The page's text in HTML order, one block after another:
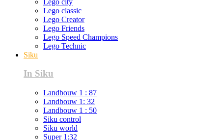
Lego classic
Lego Creator
Lego Friends
Lego Speed Champions
Lego Technic
Siku
In Siku
Landbouw 1 : 87
Landbouw 1: 32
Landbouw 1 : 50
Siku control
Siku world
Super 1:32